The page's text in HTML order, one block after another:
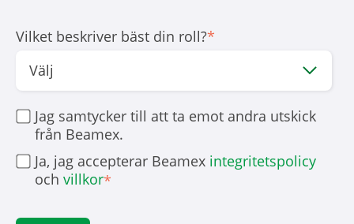
Vilket beskriver bäst din roll?*
Jag samtycker till att ta emot andra utskick
från Beamex.
Ja, jag accepterar Beamex integritetspolicy
ochvillkor*